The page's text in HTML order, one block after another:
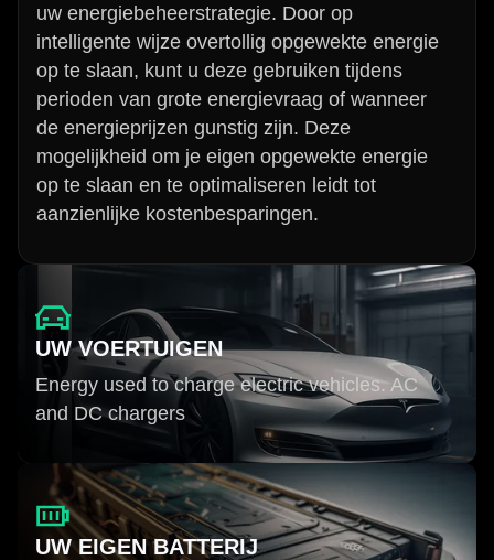
uw energiebeheerstrategie. Door op
intelligente wijze overtollig opgewekte energie
op te slaan, kunt u deze gebruiken tijdens
perioden van grote energievraag of wanneer
de energieprijzen gunstig zijn. Deze
mogelijkheid om je eigen opgewekte energie
op te slaan en te optimaliseren leidt tot
aanzienlijke kostenbesparingen.
UW VOERTUIGEN
Energy used to charge electric vehicles. AC
and DC chargers
UW EIGEN BATTERIJ